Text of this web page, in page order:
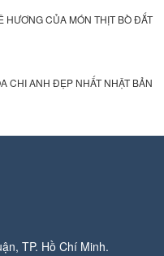
HƯƠNG CỦA MÓN THỊT BÒ ĐẮT
CHI ANH ĐẸP NHẤT NHẬT BẢN
TP. Hồ Chí Minh.